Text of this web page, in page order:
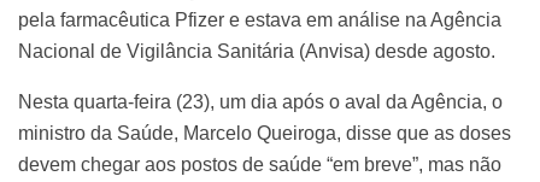
pela farmacêutica Pfizer e estava em análise na Agência
Nacional de Vigilância Sanitária (Anvisa) desde agosto.
Nesta quarta-feira (23), um dia após o aval da Agência, o
ministro da Saúde, Marcelo Queiroga, disse que as doses
devem chegar aos postos de saúde “em breve”, mas não